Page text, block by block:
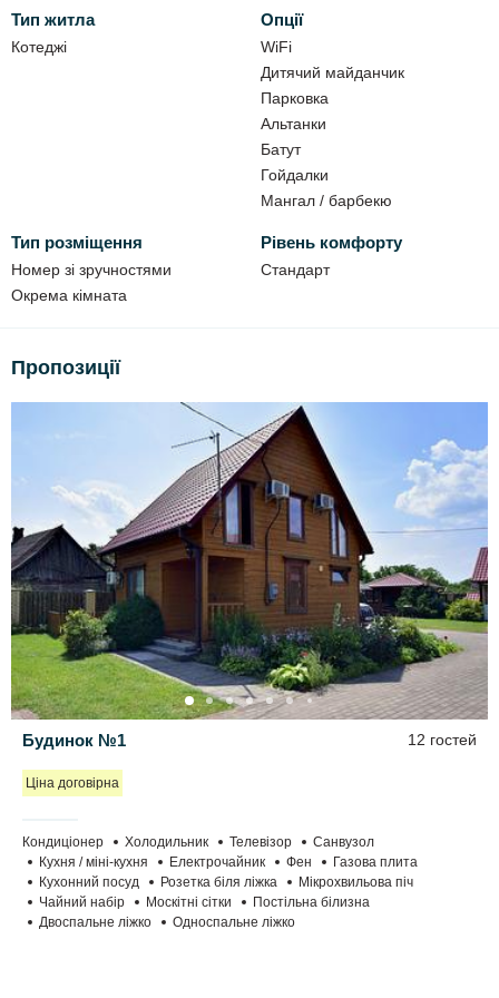
На території:
(окрема будівля) - мийка, холодильник, набір
посуду, каструлі, плита, електрочайник.
м'який куточок, обідній стіл, стільці.
З домашніми тваринами на відпочинок не приймаємо!
До ваших послуг:
WIFI;
альтанка;
Тип житла
Котеджі
Опції
WiFi
Дитячий майданчик
Парковка
Альтанки
Батут
Гойдалки
Мангал / барбекю
Тип розміщення
Номер зі зручностями
Окрема кімната
Рівень комфорту
Стандарт
Пропозиції
Будинок №1 12 гостей
Ціна договірна
Кондиціонер Холодильник Телевізор
Санвузол
Кухня / міні-кухня
Електрочайник Фен
Газова плита
Кухонний посуд
Розетка біля ліжка
Мікрохвильова піч
Чайний набір
Москітні сітки
Постільна білизна
Двоспальне ліжко
Односпальне ліжко